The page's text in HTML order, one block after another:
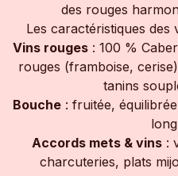
des rouges
Les caractéristiques des
Vins rouges : 100 %
rouges (framboise,
tanins
Bouche : fruitée,
Accords mets & vins :
charcuteries, plats